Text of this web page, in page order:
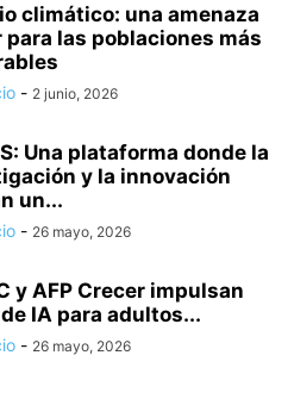
climático: una amenaza
para las poblaciones más
- 2 junio, 2026
Una plataforma donde la
y la innovación
un...
- 26 mayo, 2026
y AFP Crecer impulsan
IA para adultos...
- 26 mayo, 2026